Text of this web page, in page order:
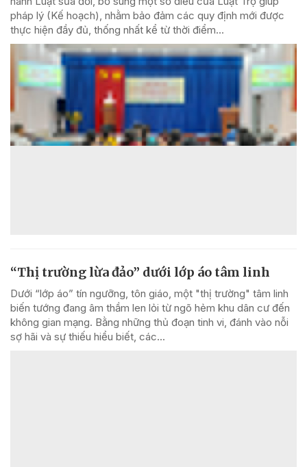
pháp lý (Kế hoạch), nhằm bảo đảm các quy định mới được
thực hiện đầy đủ, thống nhất kể từ thời điểm...
“Thị trường lừa đảo” dưới lớp áo tâm linh
Dưới “lớp áo” tín ngưỡng, tôn giáo, một "thị trường" tâm linh
biến tướng đang âm thầm len lỏi từ ngõ hẻm khu dân cư đến
không gian mạng. Bằng những thủ đoạn tinh vi, đánh vào nỗi
sợ hãi và sự thiếu hiểu biết, các...